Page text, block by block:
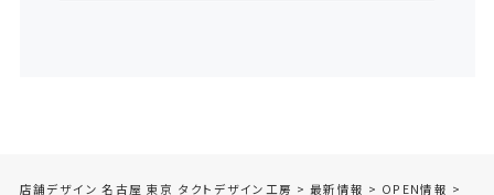
店舗デザイン 名古屋 東京 タクトデザイン工房 > 最新情報 > OPEN情報 >